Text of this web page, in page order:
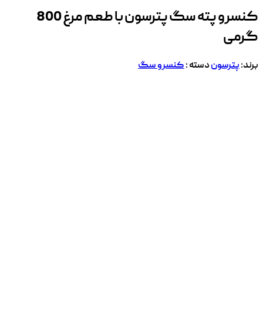
کنسرو پته سگ پترسون با طعم مرغ 800
گرمی
برند:پترسوندسته :کنسرو سگ